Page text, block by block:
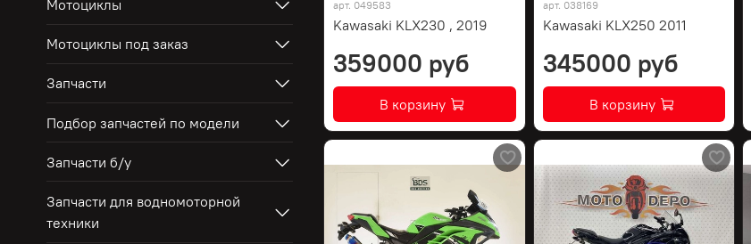
арт. 049583
Kawasaki KLX230 , 2019
359000 руб
В корзину
арт. 038169
Kawasaki KLX250 2011
345000 руб
В корзину
Мотоциклы
Мотоциклы под заказ
Запчасти
Подбор запчастей по модели
Запчасти б/у
Запчасти для водномоторной
техники